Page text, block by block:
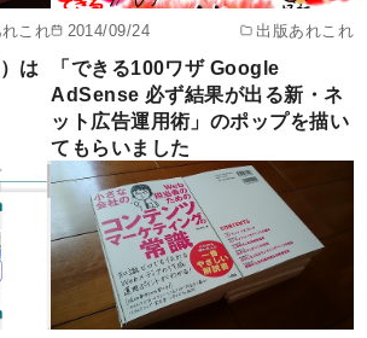
これ
は
2014/09/24 出版あれこれ
「できる100ワザ Google
AdSense 必ず結果が出る新・ネ
ット広告運用術」のポップを描い
てもらいました